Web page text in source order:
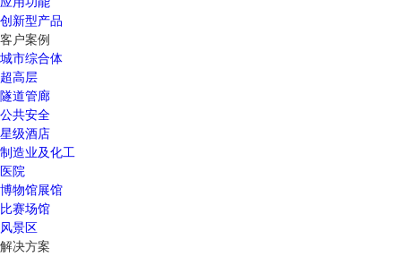
创新型产品
客户案例
城市综合体
超高层
隧道管廊
公共安全
星级酒店
制造业及化工
医院
博物馆展馆
比赛场馆
风景区
解决方案